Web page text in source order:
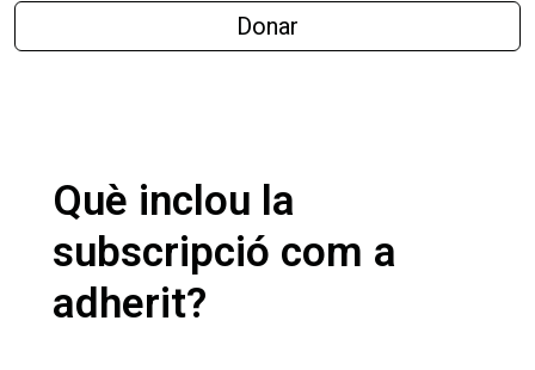
Donar
Què inclou la
subscripció com a
adherit?